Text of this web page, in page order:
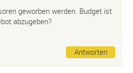
geworben werden. Budget ist
abzugeben?
Antworten